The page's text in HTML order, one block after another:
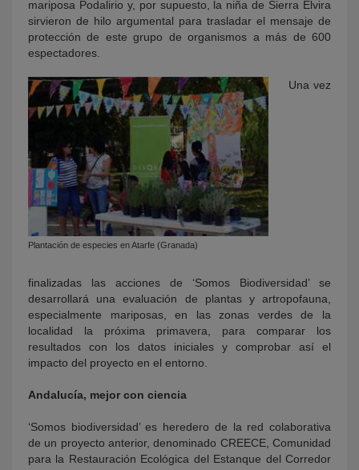
mariposa Podalirio y, por supuesto, la niña de Sierra Elvira
sirvieron de hilo argumental para trasladar el mensaje de
protección de este grupo de organismos a más de 600
espectadores.
Plantación de especies en Atarfe (Granada)
Una vez
finalizadas las acciones de ‘Somos Biodiversidad’ se
desarrollará una evaluación de plantas y artropofauna,
especialmente mariposas, en las zonas verdes de la
localidad la próxima primavera, para comparar los
resultados con los datos iniciales y comprobar así el
impacto del proyecto en el entorno.
Andalucía, mejor con ciencia
‘Somos biodiversidad’ es heredero de la red colaborativa
de un proyecto anterior, denominado CREECE, Comunidad
para la Restauración Ecológica del Estanque del Corredor